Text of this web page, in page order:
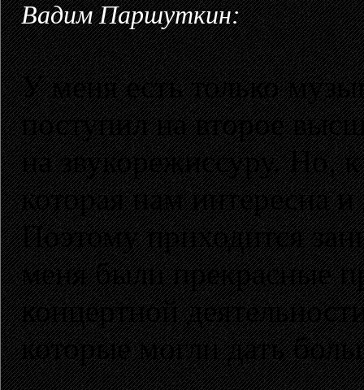
Вадим Паршуткин:
У меня есть только
поступил на второе
на звукорежиссуру. Но,
которая нам интересна
Поэтому приходится
меня были прекрасные
концертной
которые могли дать